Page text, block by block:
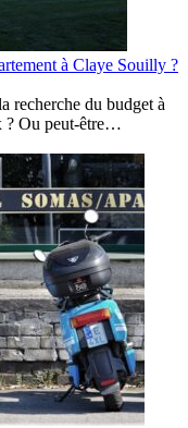
à Claye Souilly ?
recherche du budget à
? Ou peut-être…